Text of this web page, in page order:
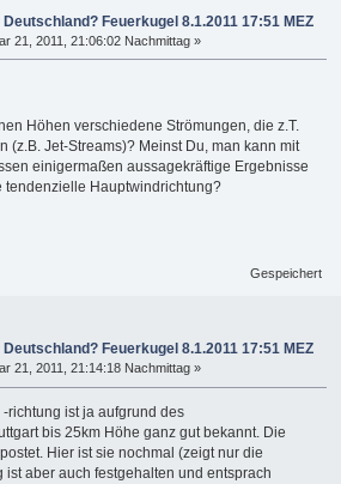
Feuerkugel 8.1.2011 17:51 MEZ
21, 2011, 21:06:02 Nachmittag »
Höhen verschiedene Strömungen, die z.T.
(z.B. Jet-Streams)? Meinst Du, man kann mit
einigermaßen aussagekräftige Ergebnisse
tendenzielle Hauptwindrichtung?
Gespeichert
Feuerkugel 8.1.2011 17:51 MEZ
21, 2011, 21:14:18 Nachmittag »
richtung ist ja aufgrund des
bis 25km Höhe ganz gut bekannt. Die
Hier ist sie nochmal (zeigt nur die
aber auch festgehalten und entsprach